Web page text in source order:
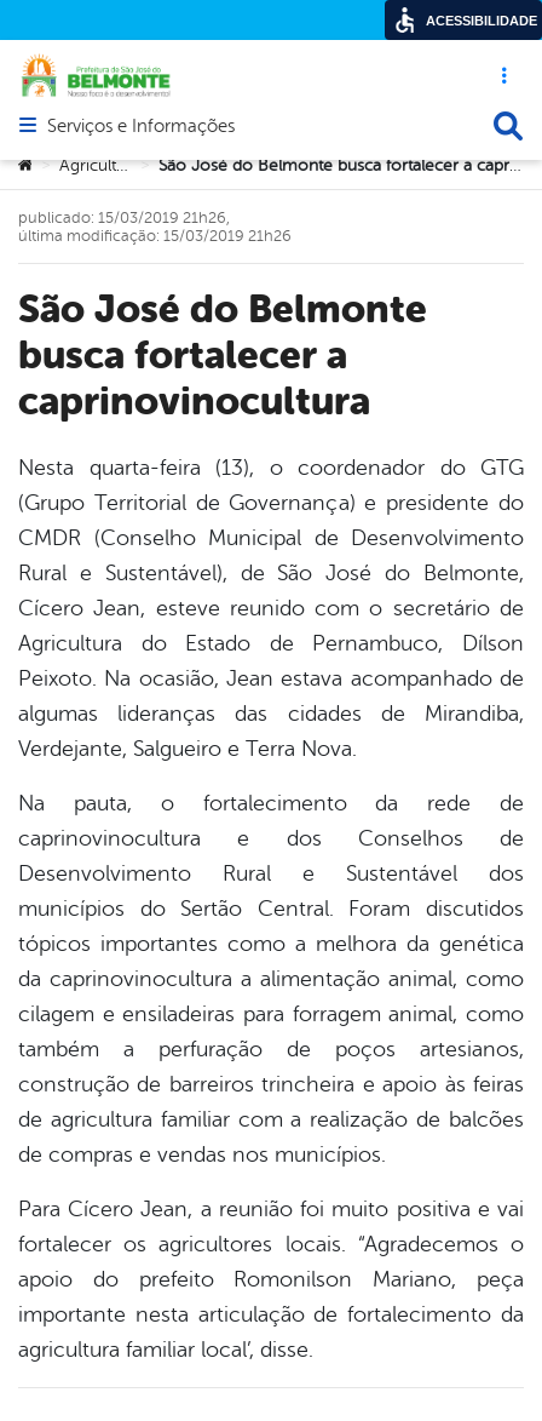
Acesso
Abrir menu principal de navegação
Serviços e Informações
Você está aqui:
> Agricultura > São José do Belmonte busca fortalecer a caprinovinocultura
São José do Belmonte
busca fortalecer a
caprinovinocultura
publicado: 15/03/2019 21h26,
última modificação: 15/03/2019 21h26
Nesta quarta-feira (13), o coordenador do GTG
(Grupo Territorial de Governança) e presidente do
CMDR (Conselho Municipal de Desenvolvimento
Rural e Sustentável), de São José do Belmonte,
Cícero Jean, esteve reunido com o secretário de
Agricultura do Estado de Pernambuco, Dílson
Peixoto. Na ocasião, Jean estava acompanhado de
algumas lideranças das cidades de Mirandiba,
Verdejante, Salgueiro e Terra Nova.
Na pauta, o fortalecimento da rede de
caprinovinocultura e dos Conselhos de
Desenvolvimento Rural e Sustentável dos
municípios do Sertão Central. Foram discutidos
tópicos importantes como a melhora da genética
da caprinovinocultura a alimentação animal, como
cilagem e ensiladeiras para forragem animal, como
também a perfuração de poços artesianos,
construção de barreiros trincheira e apoio às feiras
de agricultura familiar com a realização de balcões
de compras e vendas nos municípios.
Para Cícero Jean, a reunião foi muito positiva e vai
fortalecer os agricultores locais. “Agradecemos o
apoio do prefeito Romonilson Mariano, peça
importante nesta articulação de fortalecimento da
agricultura familiar local’, disse.
ACESSIBILIDADE